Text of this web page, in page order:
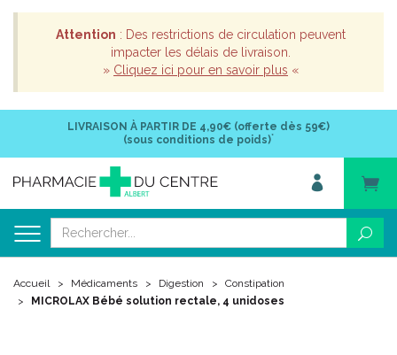
Attention : Des restrictions de circulation peuvent
impacter les délais de livraison.
» Cliquez ici pour en savoir plus «
LIVRAISON À PARTIR DE 4,90€ (offerte dès 59€)
(sous conditions de poids)*
Accueil Médicaments Digestion
Constipation
MICROLAX Bébé solution rectale, 4 unidoses